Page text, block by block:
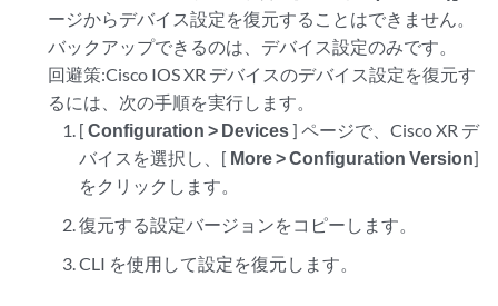
ージからデバイス設定を復元することはできません。
バックアップできるのは、デバイス設定のみです。
回避策:Cisco IOS XR デバイスのデバイス設定を復元す
るには、次の手順を実行します。
[ Configuration > Devices] ページで、Cisco XR デ
バイスを選択し、[ More > Configuration Version]
をクリックします。
復元する設定バージョンをコピーします。
CLI を使用して設定を復元します。